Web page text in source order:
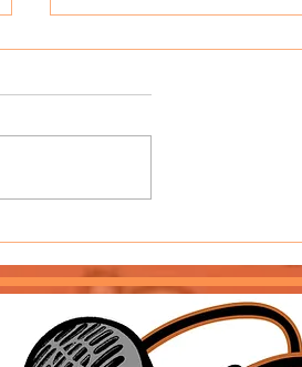
Coco et Titi, les amateurs
YouTubeurs de l'harmonica